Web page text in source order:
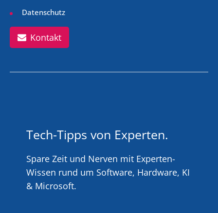
Datenschutz
Kontakt
Tech-Tipps von Experten.
Spare Zeit und Nerven mit Experten-
Wissen rund um Software, Hardware, KI
& Microsoft.